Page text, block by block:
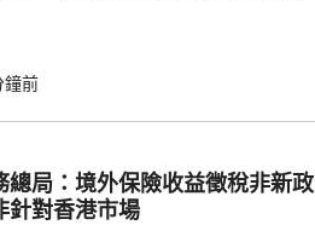
得上做香港記者協會；又指記協沒
場偏頗，誤導公眾，宣稱黎智英因
自由而身陷囹圄。他又批評有團體
鐘前
總局：境外保險收益徵稅非新政
對香港市場